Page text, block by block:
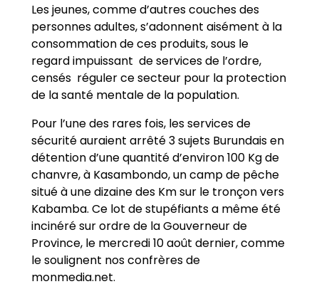
Les jeunes, comme d’autres couches des
personnes adultes, s’adonnent aisément à la
consommation de ces produits, sous le
regard impuissant de services de l’ordre,
censés réguler ce secteur pour la protection
de la santé mentale de la population.
Pour l’une des rares fois, les services de
sécurité auraient arrêté 3 sujets Burundais en
détention d’une quantité d’environ 100 Kg de
chanvre, à Kasambondo, un camp de pêche
situé à une dizaine des Km sur le tronçon vers
Kabamba. Ce lot de stupéfiants a même été
incinéré sur ordre de la Gouverneur de
Province, le mercredi 10 août dernier, comme
le soulignent nos confrères de
monmedia.net.